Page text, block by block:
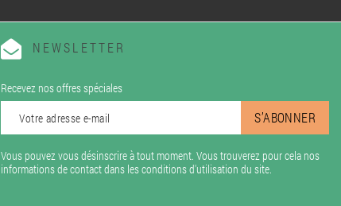
NEWSLETTER
Recevez nos offres spéciales
Vous pouvez vous désinscrire à tout moment. Vous trouverez pour cela nos
informations de contact dans les conditions d'utilisation du site.